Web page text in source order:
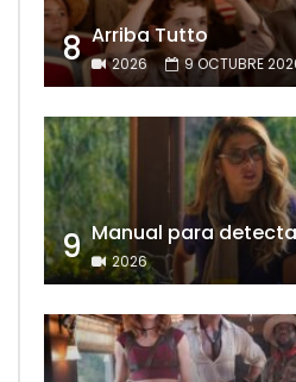
8 Arriba Tutto
2026 9 OCTUBRE
9 Manual para
2026